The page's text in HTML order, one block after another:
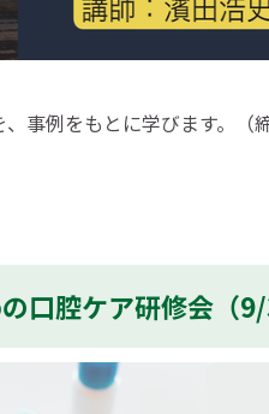
事例をもとに学びます。（
口腔ケア研修会（9/